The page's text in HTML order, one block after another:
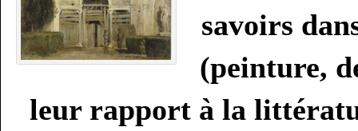
savoirs
(peinture,
leur rapport à la